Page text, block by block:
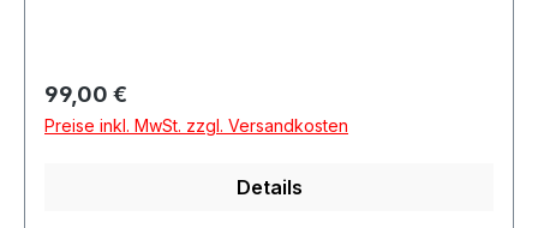
Regulärer Preis:
99,00 €
Preise inkl. MwSt. zzgl. Versandkosten
Details